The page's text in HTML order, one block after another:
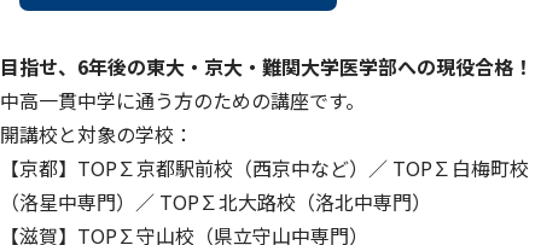
目指せ、6年後の東大・京大・難関大学医学部への現役合格！
中高一貫中学に通う方のための講座です。
開講校と対象の学校：
【京都】TOP∑京都駅前校（西京中など）／ TOP∑白梅町校
（洛星中専門）／ TOP∑北大路校（洛北中専門）
【滋賀】TOP∑守山校（県立守山中専門）